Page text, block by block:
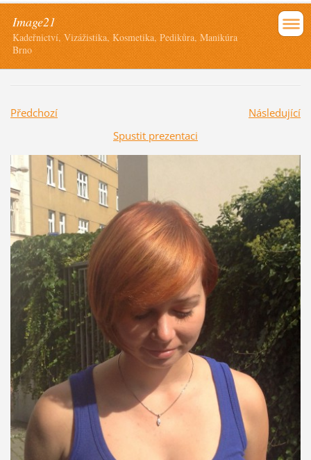
Image21
Kadeřnictví, Vizážistika, Kosmetika, Pedikůra, Manikúra
Brno
Předchozí
Následující
Spustit prezentaci